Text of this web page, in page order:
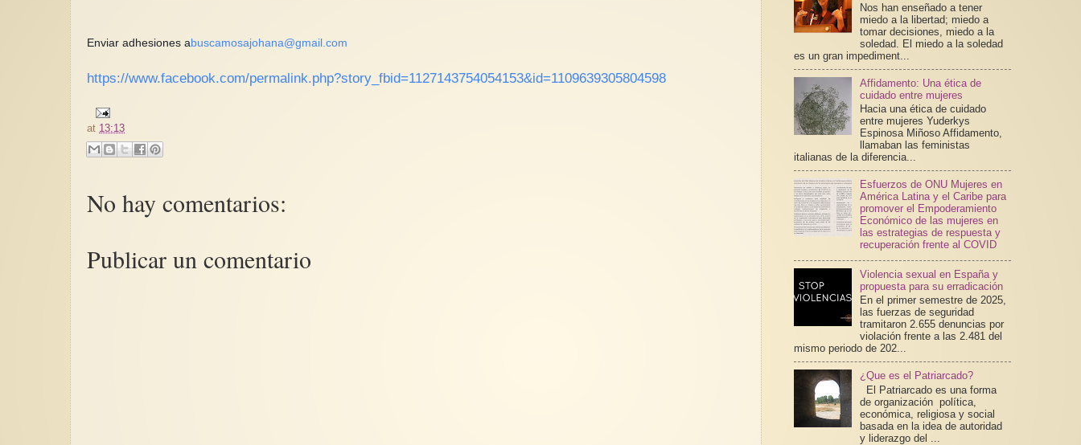
Enviar adhesiones abuscamosajohana@gmail.com
https://www.facebook.com/permalink.php?story_fbid=1127143754054153&id=1109639305804598
at 13:13
No hay comentarios:
Publicar un comentario
Nos han enseñado a tener
miedo a la libertad; miedo a
tomar decisiones, miedo a la
soledad. El miedo a la soledad
es un gran impediment...
Affidamento: Una ética de
cuidado entre mujeres
Hacia una ética de cuidado
entre mujeres Yuderkys
Espinosa Miñoso Affidamento,
llamaban las feministas
italianas de la diferencia...
Esfuerzos de ONU Mujeres en
América Latina y el Caribe para
promover el Empoderamiento
Económico de las mujeres en
las estrategias de respuesta y
recuperación frente al COVID
Violencia sexual en España y
propuesta para su erradicación
En el primer semestre de 2025,
las fuerzas de seguridad
tramitaron 2.655 denuncias por
violación frente a las 2.481 del
mismo periodo de 202...
¿Que es el Patriarcado?
El Patriarcado es una forma
de organización política,
económica, religiosa y social
basada en la idea de autoridad
y liderazgo del ...